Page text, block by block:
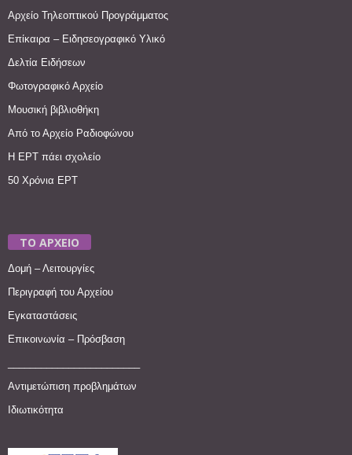
Αρχείο Τηλεοπτικού Προγράμματος
Επίκαιρα – Ειδησεογραφικό Υλικό
Δελτία Ειδήσεων
Φωτογραφικό Αρχείο
Μουσική βιβλιοθήκη
Από το Αρχείο Ραδιοφώνου
Η ΕΡΤ πάει σχολείο
50 Χρόνια ΕΡΤ
ΤΟ ΑΡΧΕΙΟ
Δομή – Λειτουργίες
Περιγραφή του Αρχείου
Εγκαταστάσεις
Επικοινωνία – Πρόσβαση
Αντιμετώπιση προβλημάτων
Ιδιωτικότητα